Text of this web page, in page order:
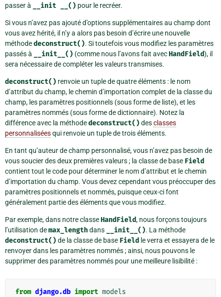
passer à
__init __() pour le recréer.
Si vous n’avez pas ajouté d’options supplémentaires au champ dont
vous avez hérité, il n’y a alors pas besoin d’écrire une nouvelle
méthodedeconstruct(). Si toutefois vous modifiez les paramètres
passés à
__init__() (comme nous l’avons fait avecHandField), il
sera nécessaire de compléter les valeurs transmises.
deconstruct() renvoie un tuple de quatre éléments : le nom
d’attribut du champ, le chemin d’importation complet de la classe du
champ, les paramètres positionnels (sous forme de liste), et les
paramètres nommés (sous forme de dictionnaire). Notez la
différence avec la méthodedeconstruct() desclasses
personnaliséesqui renvoie un tuple de trois éléments.
En tant qu’auteur de champ personnalisé, vous n’avez pas besoin de
vous soucier des deux premières valeurs ; la classe de base Field
contient tout le code pour déterminer le nom d’attribut et le chemin
d’importation du champ. Vous devez cependant vous préoccuper des
paramètres positionnels et nommés, puisque ceux-ci font
généralement partie des éléments que vous modifiez.
Par exemple, dans notre classeHandField, nous forçons toujours
l’utilisation demax_lengthdans __init__(). La méthode
deconstruct() de la classe de base Field le verra et essayera de le
renvoyer dans les paramètres nommés ; ainsi, nous pouvons le
supprimer des paramètres nommés pour une meilleure lisibilité :
from django.db import models